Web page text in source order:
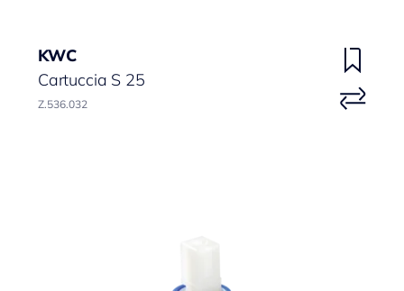
KWC
Cartuccia S 25
Z.536.032